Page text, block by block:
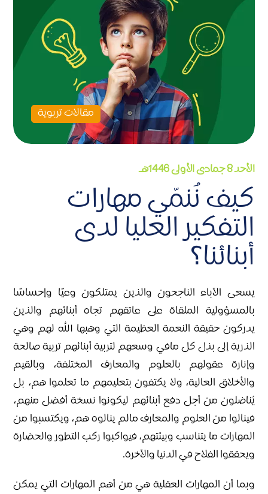
مقالات تربوية
الأحد 8 جمادى الأولى 1446هـ
كيف نُنمّي مهارات
التفكير العليا لدى
أبنائنا؟
يسعى الآباء الناجحون والذين يمتلكون وعيًا وإحساسًا
بالمسؤولية الملقاة على عاتقهم تجاه أبنائهم والذين
يدركون حقيقة النعمة العظيمة التي وهبها الله لهم وهي
الذرية إلى بذل كل مافي وسعهم لتربية أبنائهم تربية صالحة
وإنارة عقولهم بالعلوم والمعارف المختلفة، وبالقيم
والأخلاق العالية، ولا يكتفون بتعليمهم ما تعلموا هم، بل
يُناضلون من أجل دفع أبنائهم ليكونوا نسخة أفضل منهم،
فينالوا من العلوم والمعارف مالم ينالوه هم، ويكتسبوا من
المهارات ما يتناسب وبيئتهم، فيواكبوا ركب التطور والحضارة
ويحققوا الفلاح في الدنيا والآخرة.
وبما أن المهارات العقلية هي من أهم المهارات التي يمكن